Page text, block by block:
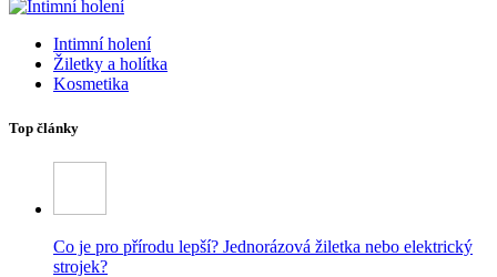
Intimní holení
Žiletky a holítka
Kosmetika
Top články
Co je pro přírodu lepší? Jednorázová žiletka nebo elektrický
strojek?